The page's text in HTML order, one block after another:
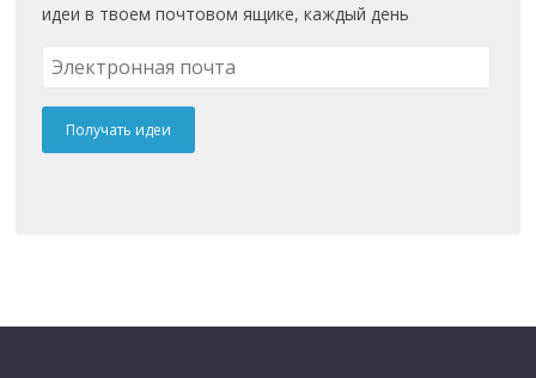
идеи в твоем почтовом ящике, каждый день